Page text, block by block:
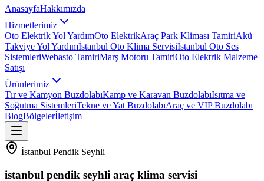
AnasayfaHakkımızda
Hizmetlerimiz
Oto Elektrik Yol YardımOto ElektrikAraç Park Kliması TamiriAkü
Takviye Yol Yardımİstanbul Oto Klima Servisiİstanbul Oto Ses
SistemleriWebasto TamiriMarş Motoru TamiriOto Elektrik Malzeme
Satışı
Ürünlerimiz
Tır ve Kamyon BuzdolabıKamp ve Karavan BuzdolabıIsıtma ve
Soğutma SistemleriTekne ve Yat BuzdolabıAraç ve VIP Buzdolabı
BlogBölgelerİletişim
İstanbul Pendik Seyhli
istanbul pendik seyhli araç klima servisi